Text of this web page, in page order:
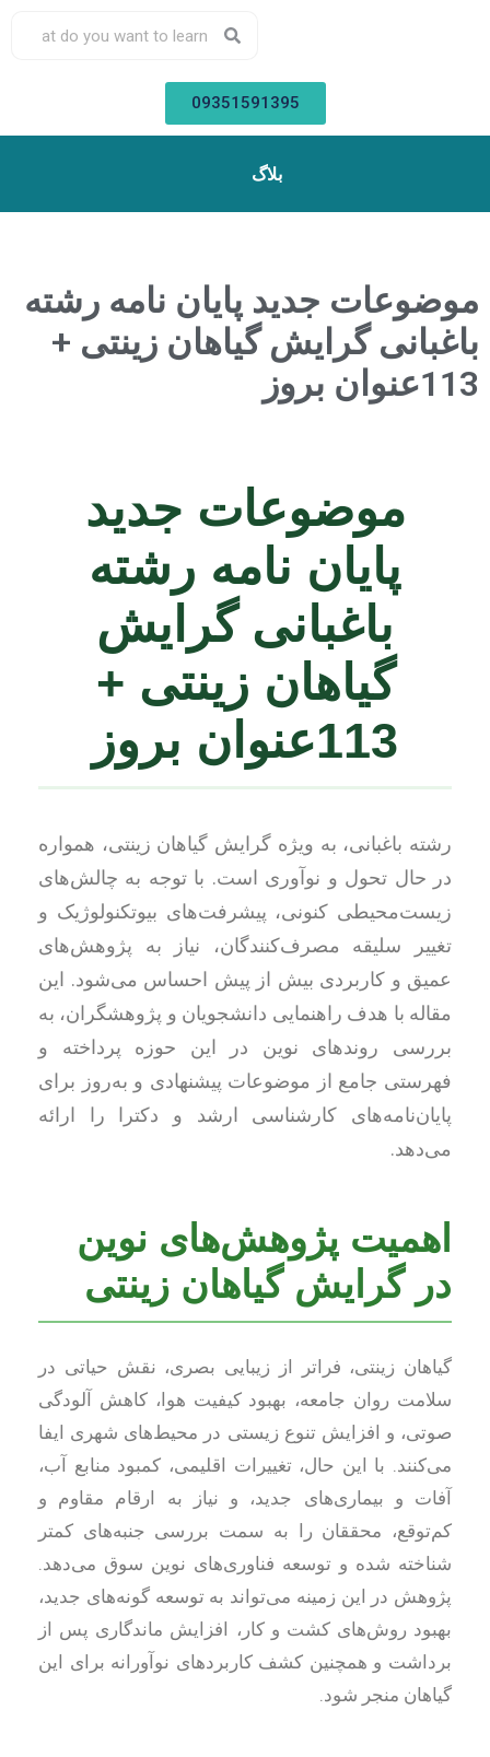
09351591395
بلاگ
موضوعات جدید پایان نامه رشته
باغبانی گرایش گیاهان زینتی +
113عنوان بروز
موضوعات جدید
پایان نامه رشته
باغبانی گرایش
گیاهان زینتی +
113عنوان بروز
رشته باغبانی، به ویژه گرایش گیاهان زینتی، همواره
در حال تحول و نوآوری است. با توجه به چالش‌های
زیست‌محیطی کنونی، پیشرفت‌های بیوتکنولوژیک و
تغییر سلیقه مصرف‌کنندگان، نیاز به پژوهش‌های
عمیق و کاربردی بیش از پیش احساس می‌شود. این
مقاله با هدف راهنمایی دانشجویان و پژوهشگران، به
بررسی روندهای نوین در این حوزه پرداخته و
فهرستی جامع از موضوعات پیشنهادی و به‌روز برای
پایان‌نامه‌های کارشناسی ارشد و دکترا را ارائه
می‌دهد.
اهمیت پژوهش‌های نوین
در گرایش گیاهان زینتی
گیاهان زینتی، فراتر از زیبایی بصری، نقش حیاتی در
سلامت روان جامعه، بهبود کیفیت هوا، کاهش آلودگی
صوتی، و افزایش تنوع زیستی در محیط‌های شهری ایفا
می‌کنند. با این حال، تغییرات اقلیمی، کمبود منابع آب،
آفات و بیماری‌های جدید، و نیاز به ارقام مقاوم و
کم‌توقع، محققان را به سمت بررسی جنبه‌های کمتر
شناخته شده و توسعه فناوری‌های نوین سوق می‌دهد.
پژوهش در این زمینه می‌تواند به توسعه گونه‌های جدید،
بهبود روش‌های کشت و کار، افزایش ماندگاری پس از
برداشت و همچنین کشف کاربردهای نوآورانه برای این
گیاهان منجر شود.